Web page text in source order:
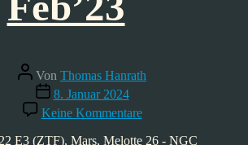
Beitragsautor
Von Thomas Hanrath
Veröffentlichungsdatum
8. Januar 2024
Keine Kommentarezu
Komet
C/2022